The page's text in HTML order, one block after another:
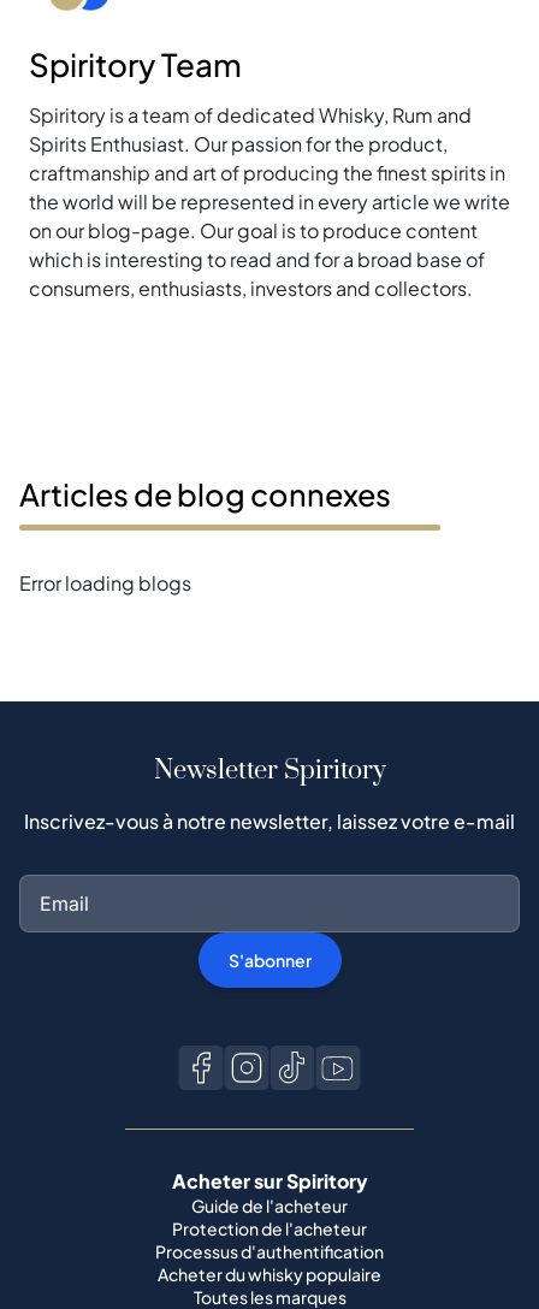
Spiritory Team
Spiritory is a team of dedicated Whisky, Rum and
Spirits Enthusiast. Our passion for the product,
craftmanship and art of producing the finest spirits in
the world will be represented in every article we write
on our blog-page. Our goal is to produce content
which is interesting to read and for a broad base of
consumers, enthusiasts, investors and collectors.
Articles de blog connexes
Error loading blogs
Newsletter Spiritory
Inscrivez-vous à notre newsletter, laissez votre e-mail
S'abonner
Acheter sur Spiritory
Guide de l'acheteur
Protection de l'acheteur
Processus d'authentification
Acheter du whisky populaire
Toutes les marques